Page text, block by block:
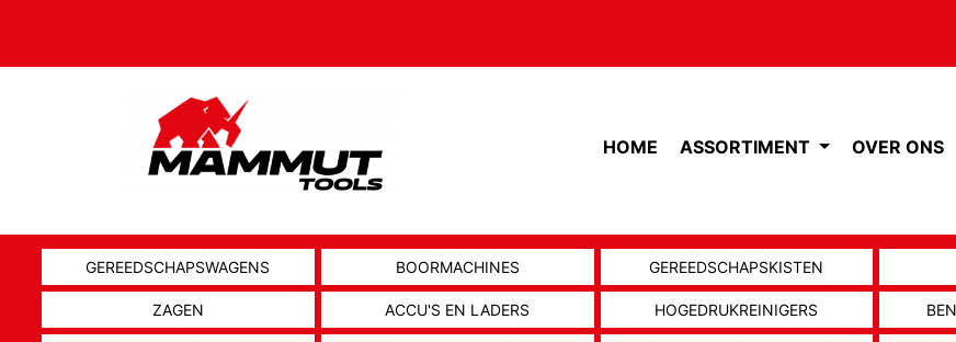
HOME ASSORTIMENT OVER ONS
GEREEDSCHAPSWAGENS BOORMACHINES GEREEDSCHAPSKISTEN
ZAGEN ACCU'S EN LADERS HOGEDRUKREINIGERS